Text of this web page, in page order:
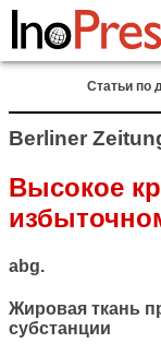
Статьи по
Berliner
Высокое
abg.
Жировая ткань
субстанции